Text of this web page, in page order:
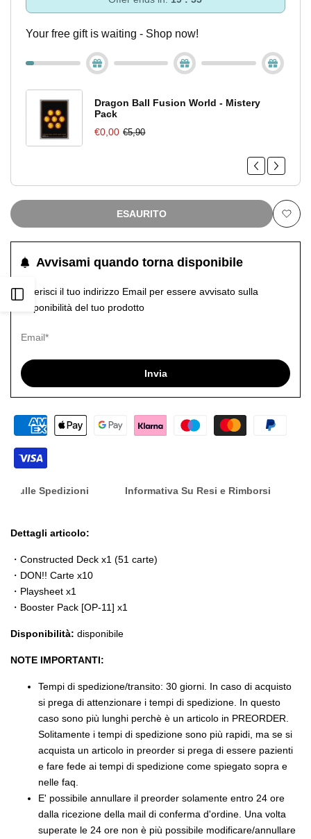
Apri
Your free gift is waiting - Shop now!
Dragon Ball Fusion World - Mistery
Pack
€0,00 €5,90
ESAURITO
Avvisami quando torna disponibile
Inserisci il tuo indirizzo Email per essere avvisato sulla
disponibilità del tuo prodotto
Invia
Sulle Spedizioni Informativa Su Resi e Rimborsi
Dettagli articolo:
・Constructed Deck x1 (51 carte)
・DON!! Carte x10
・Playsheet x1
・Booster Pack [OP-11] x1
Disponibilità: disponibile
NOTE IMPORTANTI:
Tempi di spedizione/transito: 30 giorni. In caso di acquisto
si prega di attenzionare i tempi di spedizione. In questo
caso sono più lunghi perchè è un articolo in PREORDER.
Solitamente i tempi di spedizione sono più rapidi, ma se si
acquista un articolo in preorder si prega di essere pazienti
e fare fede ai tempi di spedizione come spiegato sopra e
nelle faq.
E' possibile annullare il preorder solamente entro 24 ore
dalla ricezione della mail di conferma d'ordine. Una volta
superate le 24 ore non è più possibile modificare/annullare